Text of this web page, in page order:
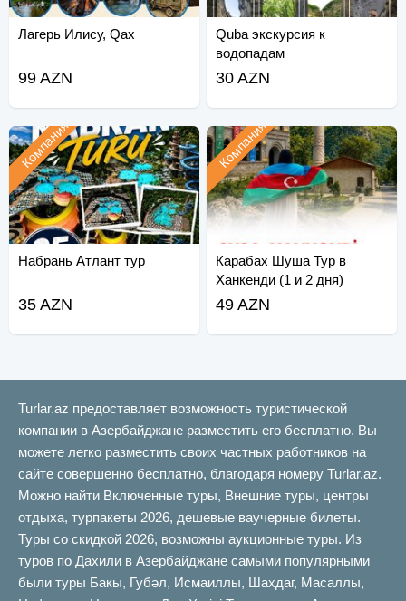
Лагерь Илису, Qax
99 AZN
Quba экскурсия к
водопадам
30 AZN
Набрань Атлант тур
Компания
35 AZN
Карабах Шуша Тур в
Ханкенди (1 и 2 дня)
Компания
49 AZN
Turlar.az предоставляет возможность туристической
компании в Азербайджане разместить его бесплатно. Вы
можете легко разместить своих частных работников на
сайте совершенно бесплатно, благодаря номеру Turlar.az.
Можно найти Включенные туры, Внешние туры, центры
отдыха, турпакеты 2026, дешевые ваучерные билеты.
Туры со скидкой 2026, возможны аукционные туры. Из
туров по Дахили в Азербайджане самыми популярными
были туры Бакы, Губəл, Исмаиллы, Шахдаг, Масаллы,